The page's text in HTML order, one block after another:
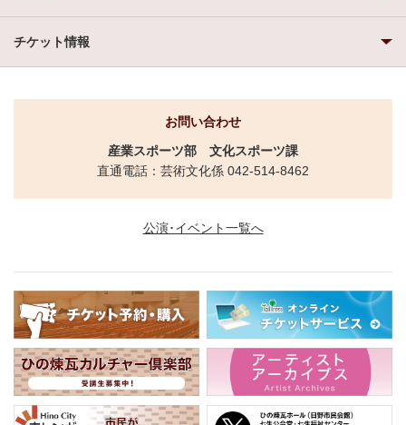
チケット情報
お問い合わせ
産業スポーツ部 文化スポーツ課
直通電話：芸術文化係 042-514-8462
公演･イベント一覧へ